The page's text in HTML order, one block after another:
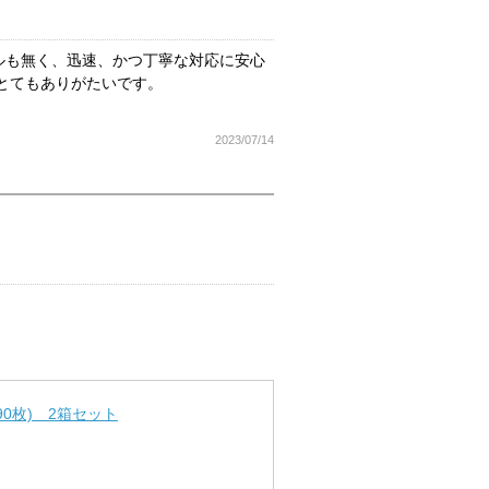
無く、迅速、かつ丁寧な対応に安心
もありがたいです。
2023/07/14
枚) 2箱セット